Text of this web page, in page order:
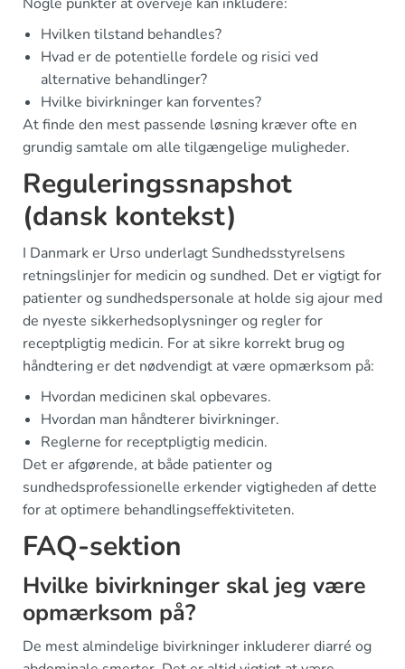
Hvilken tilstand behandles?
Hvad er de potentielle fordele og risici ved
alternative behandlinger?
Hvilke bivirkninger kan forventes?
At finde den mest passende løsning kræver ofte en
grundig samtale om alle tilgængelige muligheder.
Reguleringssnapshot
(dansk kontekst)
I Danmark er Urso underlagt Sundhedsstyrelsens
retningslinjer for medicin og sundhed. Det er vigtigt for
patienter og sundhedspersonale at holde sig ajour med
de nyeste sikkerhedsoplysninger og regler for
receptpligtig medicin. For at sikre korrekt brug og
håndtering er det nødvendigt at være opmærksom på:
Hvordan medicinen skal opbevares.
Hvordan man håndterer bivirkninger.
Reglerne for receptpligtig medicin.
Det er afgørende, at både patienter og
sundhedsprofessionelle erkender vigtigheden af dette
for at optimere behandlingseffektiviteten.
FAQ-sektion
Hvilke bivirkninger skal jeg være
opmærksom på?
De mest almindelige bivirkninger inkluderer diarré og